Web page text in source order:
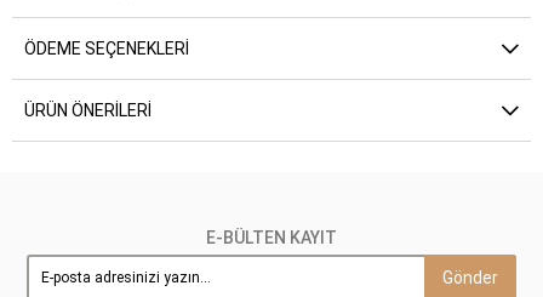
ÖDEME SEÇENEKLERI
ÜRÜN ÖNERILERI
E-BÜLTEN KAYIT
Gönder